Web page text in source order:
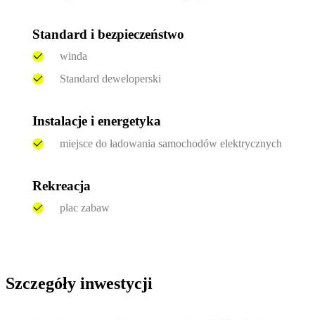
Standard i bezpieczeństwo
winda
Standard deweloperski
Instalacje i energetyka
miejsce do ładowania samochodów elektrycznych
Rekreacja
plac zabaw
Szczegóły inwestycji